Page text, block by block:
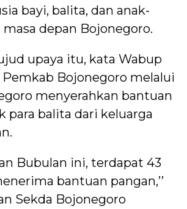
bayi, balita, dan anak-
masa depan Bojonegoro.
upaya itu, kata Wabup
Pemkab Bojonegoro melalui
menyerahkan bantuan
para balita dari keluarga
Bubulan ini, terdapat 43
bantuan pangan,’’
Sekda Bojonegoro